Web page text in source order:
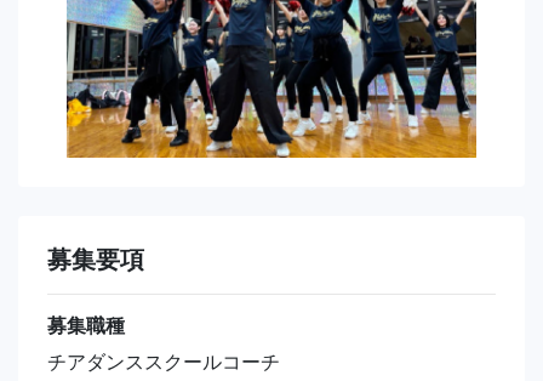
募集要項
募集職種
チアダンススクールコーチ